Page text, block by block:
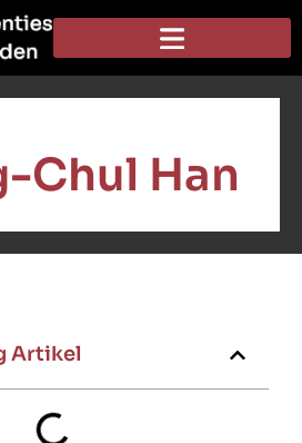
Chul Han
Artikel